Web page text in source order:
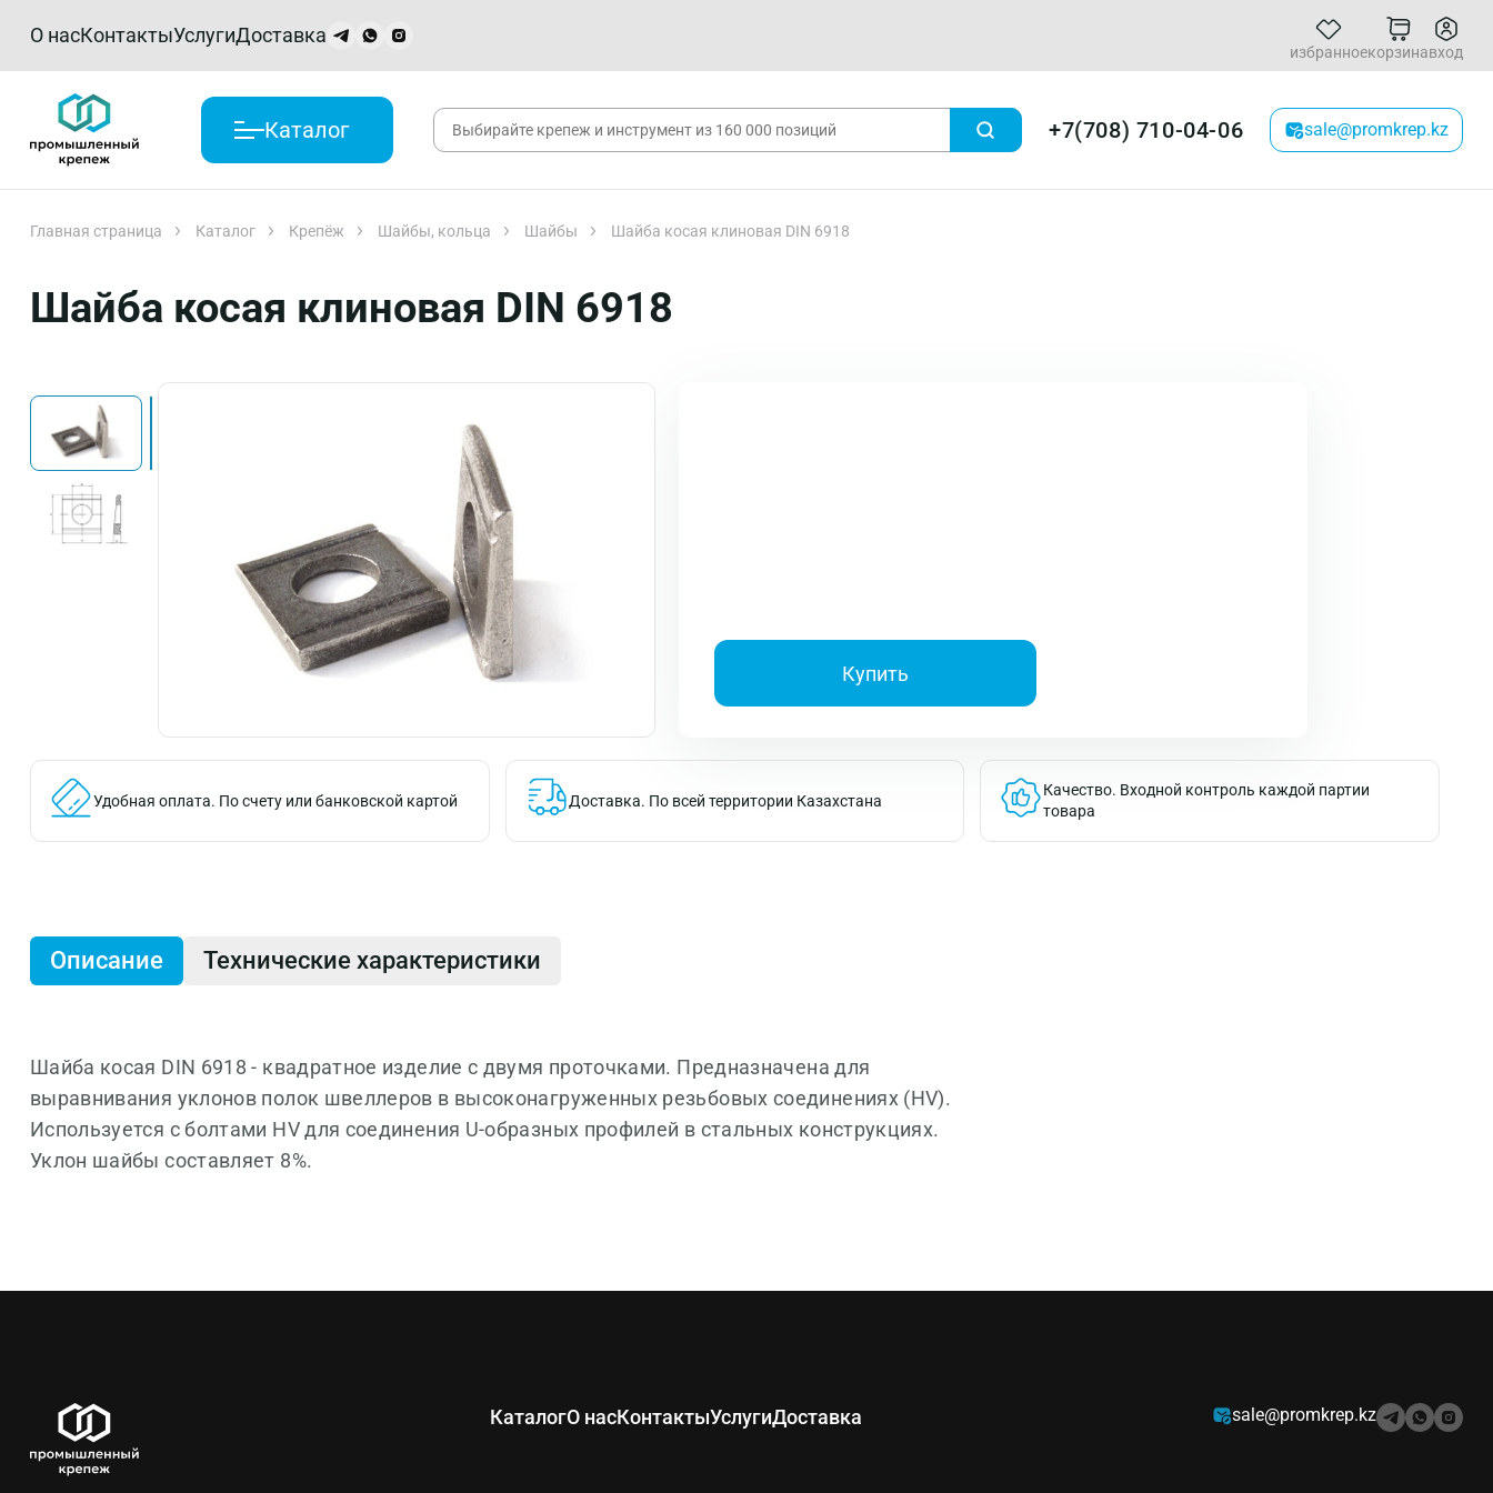
О насКонтактыУслугиДоставка
избранноекорзинавход
Каталог +7(708) 710-04-06 sale@promkrep.kz
Главная страница Каталог Крепёж Шайбы, кольца Шайбы Шайба косая клиновая DIN 6918
Шайба косая клиновая DIN 6918
Купить
Удобная оплата. По счету или банковской картой Доставка. По всей территории Казахстана
Качество. Входной контроль каждой партии
товара
Описание Технические характеристики
Шайба косая DIN 6918 - квадратное изделие с двумя проточками. Предназначена для
выравнивания уклонов полок швеллеров в высоконагруженных резьбовых соединениях (HV).
Используется с болтами HV для соединения U-образных профилей в стальных конструкциях.
Уклон шайбы составляет 8%.
КаталогО насКонтактыУслугиДоставка sale@promkrep.kz